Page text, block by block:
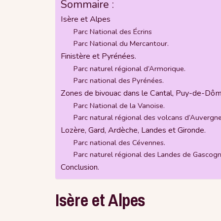
Sommaire :
Isère et Alpes
Parc National des Écrins
Parc National du Mercantour.
Finistère et Pyrénées.
Parc naturel régional d’Armorique.
Parc national des Pyrénées.
Zones de bivouac dans le Cantal, Puy-de-
Parc National de la Vanoise.
Parc natural régional des volcans
Lozère, Gard, Ardèche, Landes et Gironde.
Parc national des Cévennes.
Parc naturel régional des Landes de
Conclusion.
Isère et Alpes